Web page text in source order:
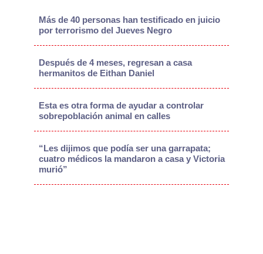
Más de 40 personas han testificado en juicio
por terrorismo del Jueves Negro
Después de 4 meses, regresan a casa
hermanitos de Eithan Daniel
Esta es otra forma de ayudar a controlar
sobrepoblación animal en calles
“Les dijimos que podía ser una garrapata;
cuatro médicos la mandaron a casa y Victoria
murió”